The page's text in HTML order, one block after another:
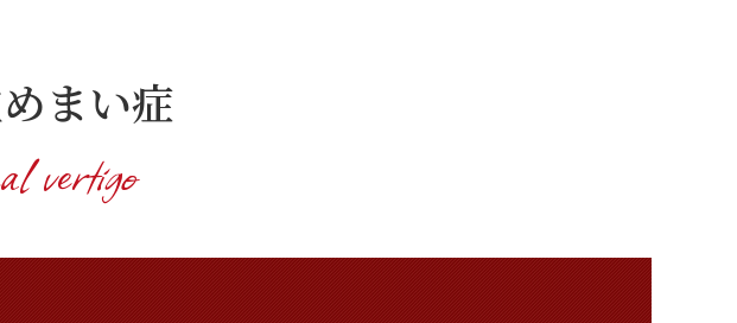
まい症
vertigo